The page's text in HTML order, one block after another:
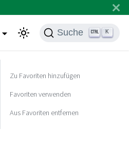
Suche K
Zu Favoriten hinzufügen
Favoriten verwenden
Aus Favoriten entfernen